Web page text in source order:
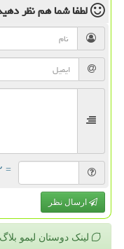
لطفا شما همنظر
= ۲ بعلاوه ۳
ارسال نظر
لینک دوستان لیمو بلاگ